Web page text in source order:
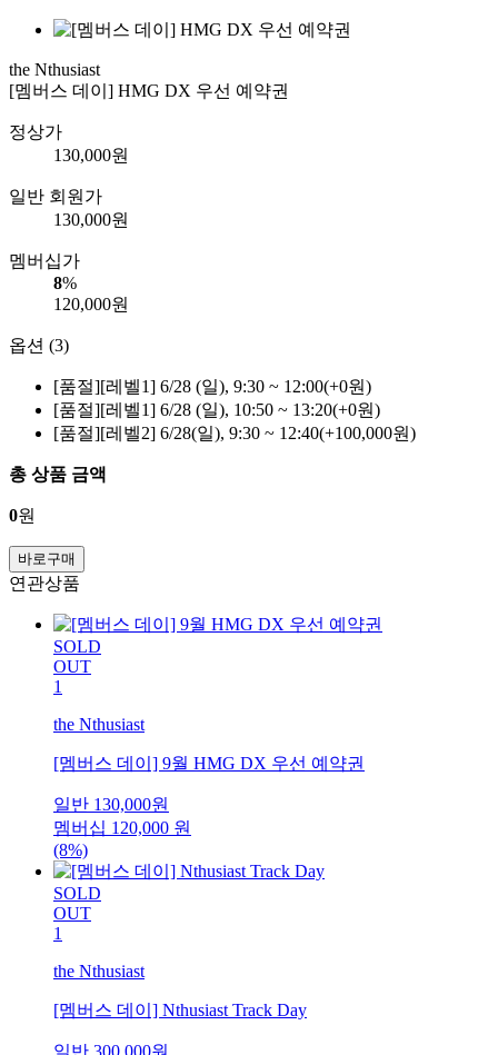
the Nthusiast
[멤버스 데이] HMG DX 우선 예약권
정상가
130,000원
일반 회원가
130,000원
멤버십가
8%
120,000원
옵션 (3)
[품절][레벨1] 6/28 (일), 9:30 ~ 12:00(+0원)
[품절][레벨1] 6/28 (일), 10:50 ~ 13:20(+0원)
[품절][레벨2] 6/28(일), 9:30 ~ 12:40(+100,000원)
총 상품 금액
0원
바로구매
연관상품
SOLD
OUT
1
the Nthusiast
[멤버스 데이] 9월 HMG DX 우선 예약권
일반 130,000원
멤버십 120,000 원
(8%)
SOLD
OUT
1
the Nthusiast
[멤버스 데이] Nthusiast Track Day
일반 300,000원